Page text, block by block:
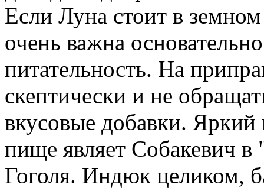
Если Луна стоит в земном
очень важна
питательность. На
скептически и не
вкусовые добавки.
пище являет Собакевич
Гоголя. Индюк целиком,